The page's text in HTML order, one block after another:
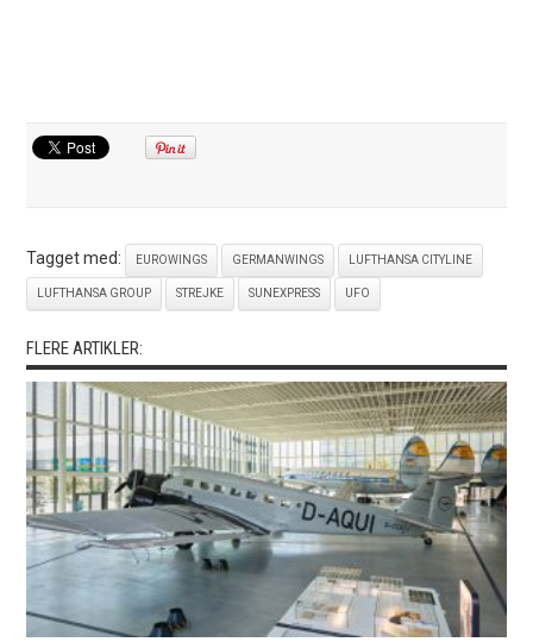
Tagget med: EUROWINGS GERMANWINGS LUFTHANSA CITYLINE
LUFTHANSA GROUP STREJKE SUNEXPRESS UFO
FLERE ARTIKLER: